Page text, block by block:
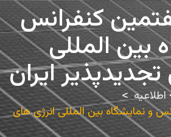
کنفرانس
بین المللی
ایران
اطلاعیه
و نمایشگاه بین المللی انرژی های